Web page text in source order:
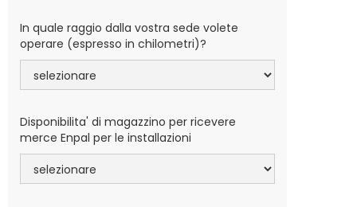
In quale raggio dalla vostra sede volete
operare (espresso in chilometri)?
Disponibilita' di magazzino per ricevere
merce Enpal per le installazioni